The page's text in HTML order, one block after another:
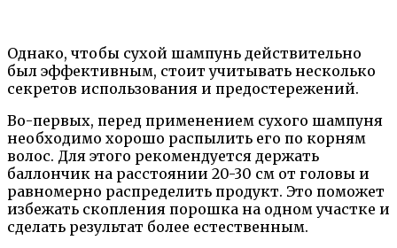
Однако, чтобы сухой шампунь действительно
был эффективным, стоит учитывать несколько
секретов использования и предостережений.
Во-первых, перед применением сухого шампуня
необходимо хорошо распылить его по корням
волос. Для этого рекомендуется держать
баллончик на расстоянии 20-30 см от головы и
равномерно распределить продукт. Это поможет
избежать скопления порошка на одном участке и
сделать результат более естественным.